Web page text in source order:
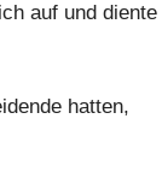
auf und diente
hatten,